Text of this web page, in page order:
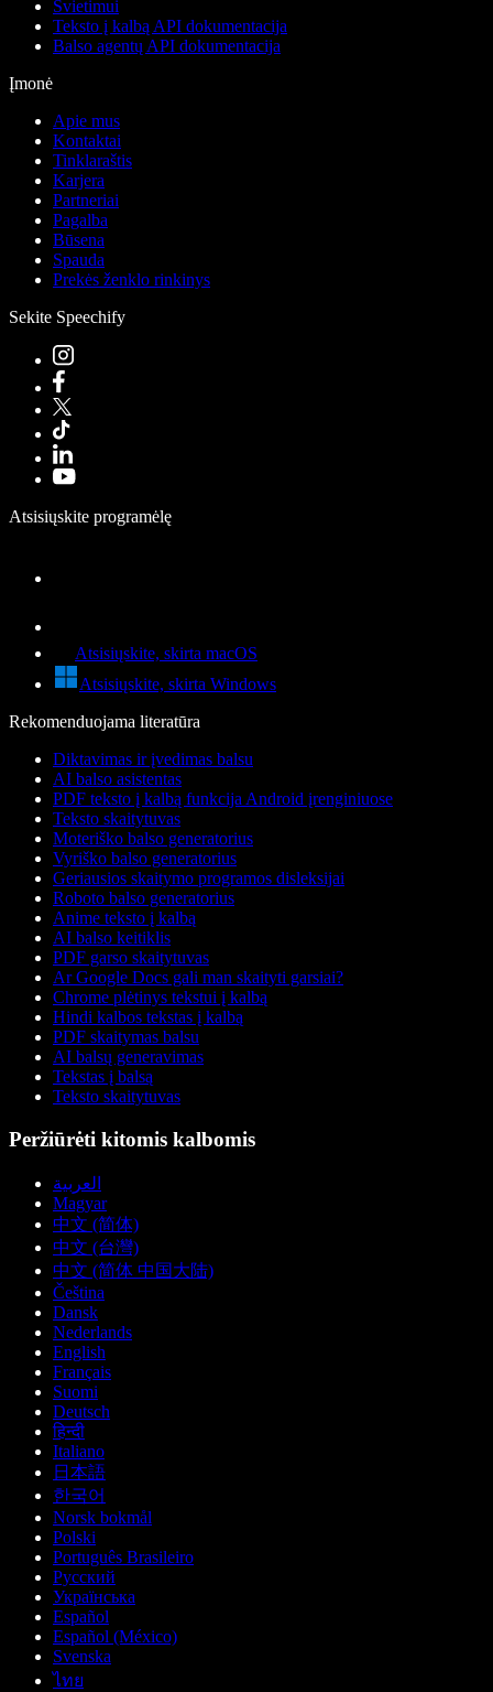
Švietimui
Teksto į kalbą API dokumentacija
Balso agentų API dokumentacija
Įmonė
Apie mus
Kontaktai
Tinklaraštis
Karjera
Partneriai
Pagalba
Būsena
Spauda
Prekės ženklo rinkinys
Sekite Speechify
Atsisiųskite programėlę
Atsisiųskite, skirta macOS
Atsisiųskite, skirta Windows
Rekomenduojama literatūra
Diktavimas ir įvedimas balsu
AI balso asistentas
PDF teksto į kalbą funkcija Android įrenginiuose
Teksto skaitytuvas
Moteriško balso generatorius
Vyriško balso generatorius
Geriausios skaitymo programos disleksijai
Roboto balso generatorius
Anime teksto į kalbą
AI balso keitiklis
PDF garso skaitytuvas
Ar Google Docs gali man skaityti garsiai?
Chrome plėtinys tekstui į kalbą
Hindi kalbos tekstas į kalbą
PDF skaitymas balsu
AI balsų generavimas
Tekstas į balsą
Teksto skaitytuvas
Peržiūrėti kitomis kalbomis
العربية
Magyar
中文 (简体)
中文 (台灣)
中文 (简体 中国大陆)
Čeština
Dansk
Nederlands
English
Français
Suomi
Deutsch
हिन्दी
Italiano
日本語
한국어
Norsk bokmål
Polski
Português Brasileiro
Русский
Українська
Español
Español (México)
Svenska
ไทย